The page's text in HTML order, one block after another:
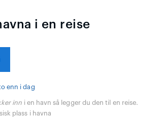
i en reise
enn i dag
inn i en havn så legger du den til en reise.
plass i havna